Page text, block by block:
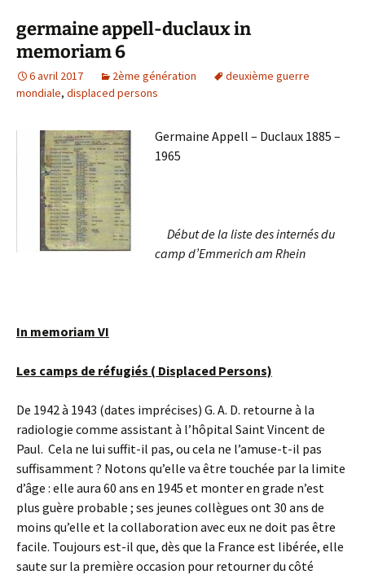
germaine appell-duclaux in
memoriam 6
6 avril 2017 2ème génération
deuxième guerre
mondiale, displaced persons
Germaine Appell – Duclaux 1885 –
1965
Début de la liste des internés du
camp d’Emmerich am Rhein
In memoriam VI
Les camps de réfugiés ( Displaced Persons)
De 1942 à 1943 (dates imprécises) G. A. D. retourne à la
radiologie comme assistant à l’hôpital Saint Vincent de
Paul. Cela ne lui suffit-il pas, ou cela ne l’amuse-t-il pas
suffisamment ? Notons qu’elle va être touchée par la limite
d’âge : elle aura 60 ans en 1945 et monter en grade n’est
plus guère probable ; ses jeunes collègues ont 30 ans de
moins qu’elle et la collaboration avec eux ne doit pas être
facile. Toujours est-il que, dès que la France est libérée, elle
saute sur la première occasion pour retourner du côté